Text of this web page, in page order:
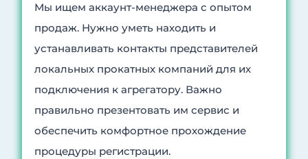
Мы ищем аккаунт-менеджера с опытом
продаж. Нужно уметь находить и
устанавливать контакты представителей
локальных прокатных компаний для их
подключения к агрегатору. Важно
правильно презентовать им сервис и
обеспечить комфортное прохождение
процедуры регистрации.